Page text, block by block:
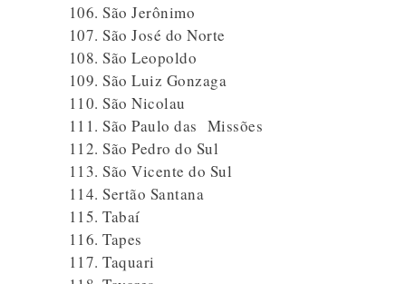
São Jerônimo
São José do Norte
São Leopoldo
São Luiz Gonzaga
São Nicolau
São Paulo das Missões
São Pedro do Sul
São Vicente do Sul
Sertão Santana
Tabaí
Tapes
Taquari